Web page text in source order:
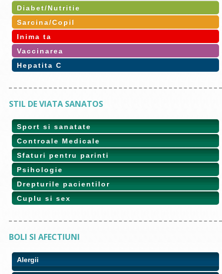
Diabet/Nutritie
Sarcina/Copil
Inima ta
Vaccinarea
Hepatita C
STIL DE VIATA SANATOS
Sport si sanatate
Controale Medicale
Sfaturi pentru parinti
Psihologie
Drepturile pacientilor
Cuplu si sex
BOLI SI AFECTIUNI
Alergii